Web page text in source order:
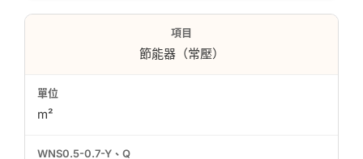
節能器（常壓）
m²